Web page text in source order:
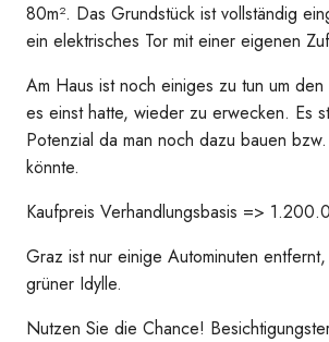
80m². Das Grundstück ist vollständig
ein elektrisches Tor mit einer eigenen
Am Haus ist noch einiges zu tun um
es einst hatte, wieder zu erwecken. Es
Potenzial da man noch dazu bauen
könnte.
Kaufpreis Verhandlungsbasis =>
Graz ist nur einige Autominuten
grüner Idylle.
Nutzen Sie die Chance!